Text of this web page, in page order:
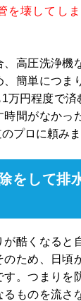
を壊してし
、高圧洗浄機
、簡単につま
万円程度で済
時間がなかっ
プロに頼みま
をして排
が酷くなると
のため、日頃
。つまりを
るものを流さ